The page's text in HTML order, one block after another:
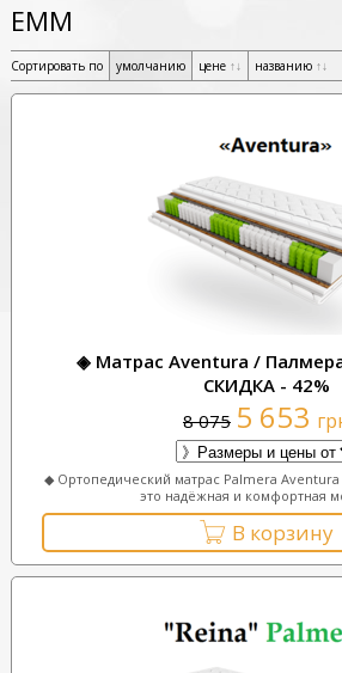
ЕММ
Сортировать по умолчанию цене ↑↓ названию ↑↓
◈ Матрас Aventura /
СКИДКА - 42%
8 075 5 653
◆ Ортопедический матрас Palmera
это надёжная и комфортная
В корзину